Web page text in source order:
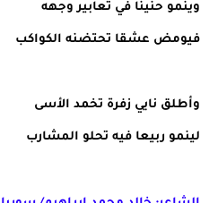
وينمو حنينا في تعابير وجهه
فيومض عشقا تحتضنه الكواكب
وأطلق نايي زفرة تخمد الأسى
لينمو ربيعا فيه تحلو المشارب